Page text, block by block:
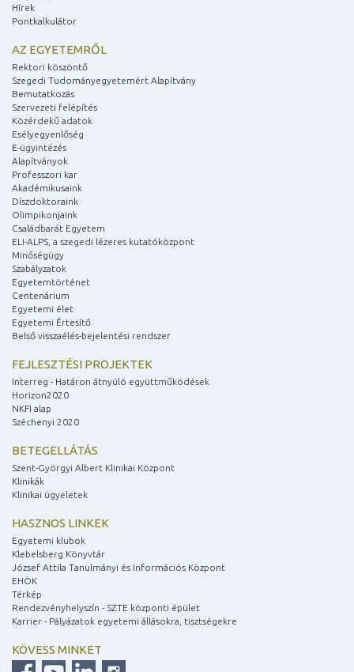
Hírek
Pontkalkulátor
AZ EGYETEMRŐL
Rektori köszöntő
Szegedi Tudományegyetemért Alapítvány
Bemutatkozás
Szervezeti felépítés
Közérdekű adatok
Esélyegyenlőség
E-ügyintézés
Alapítványok
Professzori kar
Akadémikusaink
Díszdoktoraink
Olimpikonjaink
Családbarát Egyetem
ELI-ALPS, a szegedi lézeres kutatóközpont
Minőségügy
Szabályzatok
Egyetemtörténet
Centenárium
Egyetemi élet
Egyetemi Értesítő
Belső visszaélés-bejelentési rendszer
FEJLESZTÉSI PROJEKTEK
Interreg - Határon átnyúló együttműködések
Horizon2020
NKFI alap
Széchenyi 2020
BETEGELLÁTÁS
Szent-Györgyi Albert Klinikai Központ
Klinikák
Klinikai ügyeletek
HASZNOS LINKEK
Egyetemi klubok
Klebelsberg Könyvtár
József Attila Tanulmányi és Információs Központ
EHÖK
Térkép
Rendezvényhelyszín - SZTE központi épület
Karrier - Pályázatok egyetemi állásokra, tisztségekre
KÖVESS MINKET